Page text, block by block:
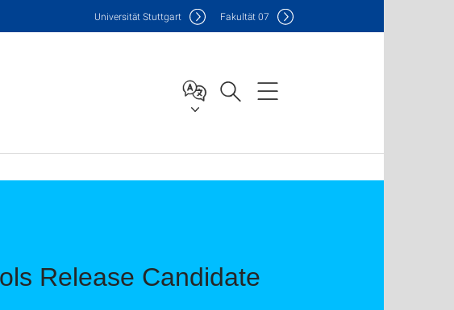
Universität Stuttgart Fakultät07
Release Candidate